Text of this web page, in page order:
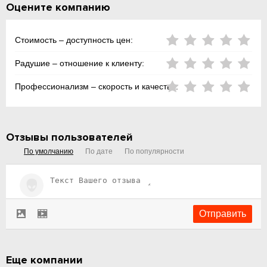
Оцените компанию
Стоимость – доступность цен:
Радушие – отношение к клиенту:
Профессионализм – скорость и качество:
Отзывы пользователей
По умолчанию По дате По популярности
Еще компании